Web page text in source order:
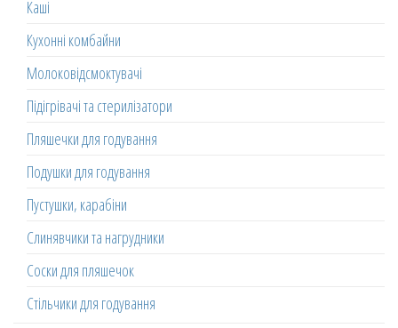
Каші
Кухонні комбайни
Молоковідсмоктувачі
Підігрівачі та стерилізатори
Пляшечки для годування
Подушки для годування
Пустушки, карабіни
Слинявчики та нагрудники
Соски для пляшечок
Стільчики для годування